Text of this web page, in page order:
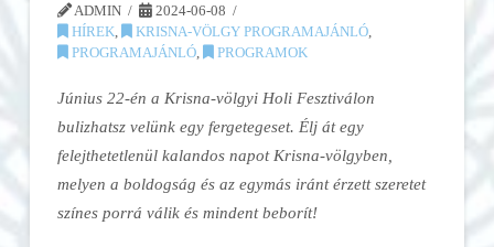
ADMIN
2024-06-08
HÍREK, KRISNA-VÖLGY PROGRAMAJÁNLÓ,
PROGRAMAJÁNLÓ, PROGRAMOK
Június 22-én a Krisna-völgyi Holi Fesztiválon
bulizhatsz velünk egy fergetegeset. Élj át egy
felejthetetlenül kalandos napot Krisna-völgyben,
melyen a boldogság és az egymás iránt érzett szeretet
színes porrá válik és mindent beborít!